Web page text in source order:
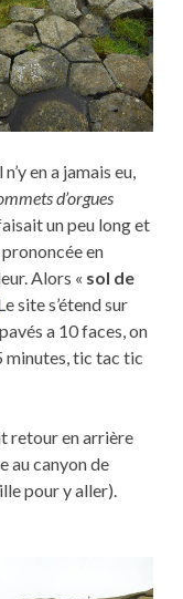
en a jamais eu,
d’orgues
un peu long et
en
Alors « sol de
site s’étend sur
a 10 faces, on
minutes, tic tac tic
retour en arrière
au canyon de
pour y aller).